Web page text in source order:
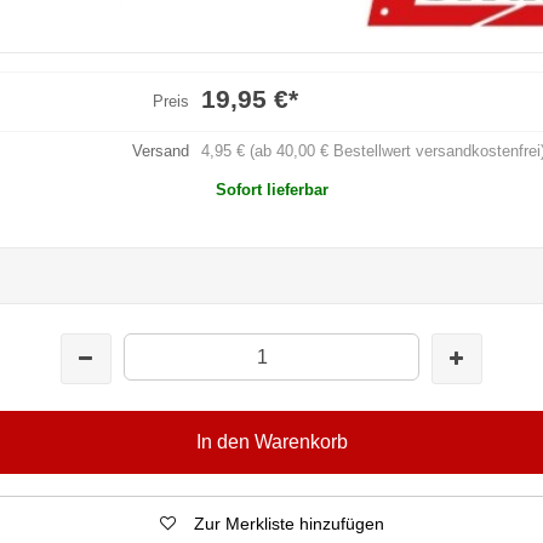
Preis 19,95 €*
Versand 4,95 € (ab 40,00 € Bestellwert
Sofort lieferbar
In den Warenkorb
Zur Merkliste hinzufügen